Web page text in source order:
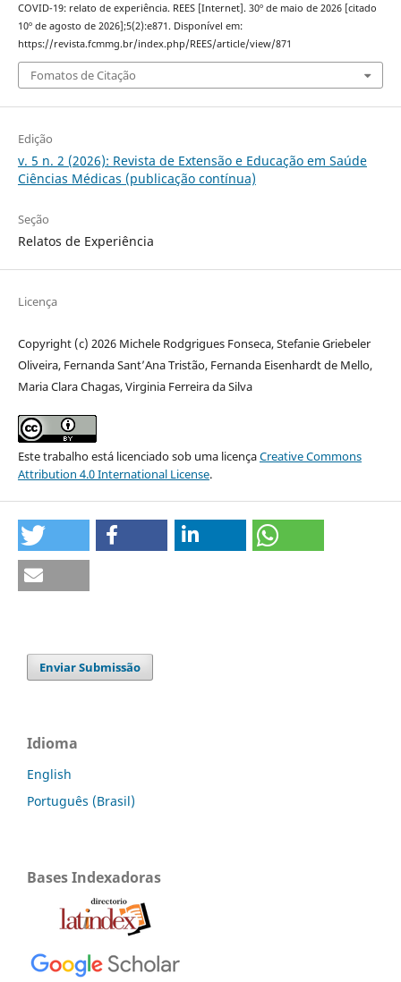
COVID-19: relato de experiência. REES [Internet]. 30º de maio de 2026 [citado
10º de agosto de 2026];5(2):e871. Disponível em:
https://revista.fcmmg.br/index.php/REES/article/view/871
Fomatos de Citação
Edição
v. 5 n. 2 (2026): Revista de Extensão e Educação em Saúde
Ciências Médicas (publicação contínua)
Seção
Relatos de Experiência
Licença
Copyright (c) 2026 Michele Rodgrigues Fonseca, Stefanie Griebeler
Oliveira, Fernanda Sant’Ana Tristão, Fernanda Eisenhardt de Mello,
Maria Clara Chagas, Virginia Ferreira da Silva
Este trabalho está licenciado sob uma licençaCreative Commons
Attribution 4.0 International License.
Enviar Submissão
Idioma
English
Português (Brasil)
Bases Indexadoras